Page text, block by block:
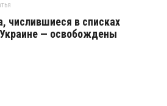
числившиеся в списках
— освобождены